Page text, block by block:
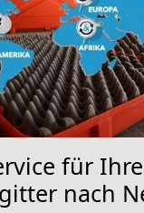
für
nach